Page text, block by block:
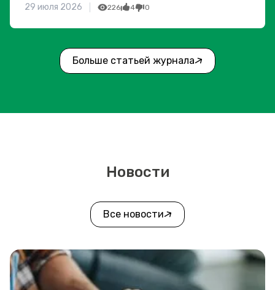
29 июля 2026 226 4 0
Больше статьей журнала
Новости
Все новости